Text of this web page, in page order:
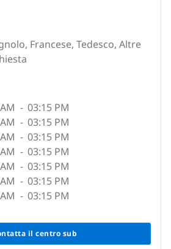
Francese, Tedesco, Altre
- 03:15 PM
- 03:15 PM
- 03:15 PM
- 03:15 PM
- 03:15 PM
- 03:15 PM
- 03:15 PM
il centro sub